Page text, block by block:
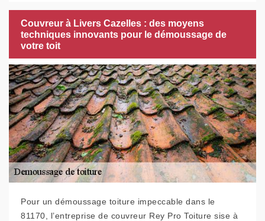
Couvreur à Livers Cazelles : des moyens
techniques innovants pour le démoussage de
votre toit
Pour un démoussage toiture impeccable dans le
81170, l’entreprise de couvreur Rey Pro Toiture sise à